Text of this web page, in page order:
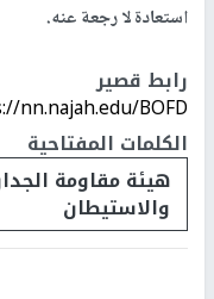
استعادة لا رجعة عنه.
رابط قصير
nn.najah.edu/BOFD/
الكلمات المفتاحية
هيئة مقاومة
والاستيطان